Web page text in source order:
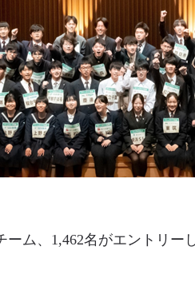
ーム、1,462名がエントリ